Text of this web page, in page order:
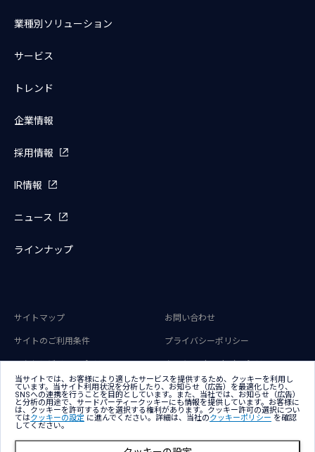
業種別ソリューション
サービス
トレンド
企業情報
採用情報
IR情報
ニュース
ラインナップ
サイトマップ お問い合わせ
サイトのご利用条件 プライバシーポリシー
アクセシビリティポリシー クッキー（Cookie）ポリシー
クッキー（Cookie）プリファレンス
当サイトでは、お客様により適したサービスを提供するため、クッキーを利用し
ています。当サイト利用状況を分析したり、お知らせ（広告）を最適化したり、
SNSへの連携を行うことを目的としています。また、当社では、お知らせ（広告）
と分析の用途で、サードパーティークッキーにも情報を提供しています。お客様に
は、クッキーを許可するかを選択する権利があります。クッキー許可の選択につい
てはクッキーの設定 に進んでください。詳細は、当社のクッキーポリシー を確認
してください。